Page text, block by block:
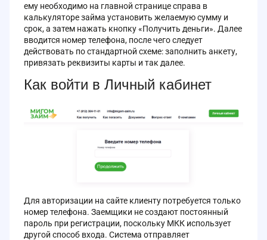
ему необходимо на главной странице справа в
калькуляторе займа установить желаемую сумму и
срок, а затем нажать кнопку «Получить деньги». Далее
вводится номер телефона, после чего следует
действовать по стандартной схеме: заполнить анкету,
привязать реквизиты карты и так далее.
Как войти в Личный кабинет
Для авторизации на сайте клиенту потребуется только
номер телефона. Заемщики не создают постоянный
пароль при регистрации, поскольку МКК использует
другой способ входа. Система отправляет